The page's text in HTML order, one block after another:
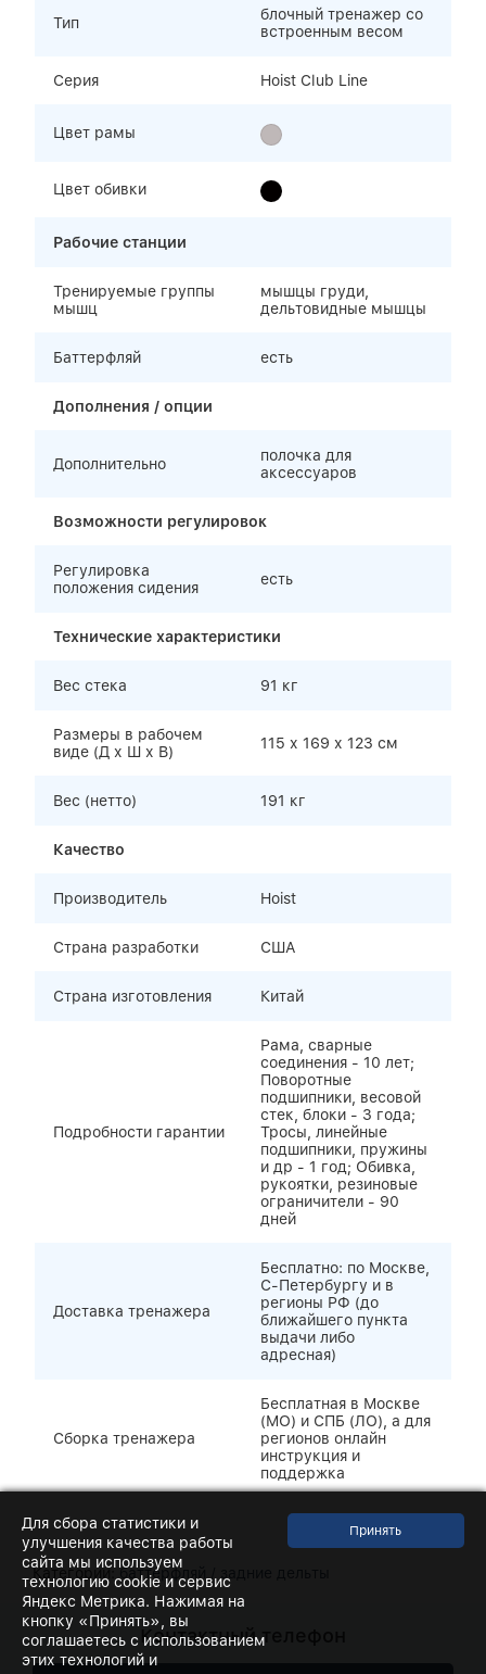
Тип
блочный тренажер со
встроенным весом
Серия Hoist Club Line
Цвет рамы
Цвет обивки
Рабочие станции
Тренируемые группы
мышц
мышцы груди,
дельтовидные мышцы
Баттерфляй есть
Дополнения / опции
Дополнительно
полочка для
аксессуаров
Возможности регулировок
Регулировка
положения сидения
есть
Технические характеристики
Вес стека 91 кг
Размеры в рабочем
виде (Д х Ш х В)
115 х 169 х 123 см
Вес (нетто) 191 кг
Качество
Производитель Hoist
Страна разработки США
Страна изготовления Китай
Подробности гарантии
Рама, сварные
соединения - 10 лет;
Поворотные
подшипники, весовой
стек, блоки - 3 года;
Тросы, линейные
подшипники, пружины
и др - 1 год; Обивка,
рукоятки, резиновые
ограничители - 90
дней
Доставка тренажера
Бесплатно: по Москве,
С-Петербургу и в
регионы РФ (до
ближайшего пункта
выдачи либо
адресная)
Сборка тренажера
Бесплатная в Москве
(МО) и СПБ (ЛО), а для
регионов онлайн
инструкция и
поддержка
Категории:баттерфляй / задние дельты
Контактный телефон
Для сбора статистики и
улучшения качества работы
сайта мы используем
технологию cookie и сервис
Яндекс Метрика. Нажимая на
кнопку «Принять», вы
соглашаетесь с использованием
этих технологий и